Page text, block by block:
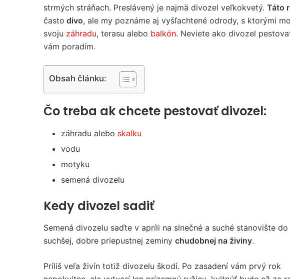
strmých stráňach. Preslávený je najmä divozel veľkokvetý. Táto
často divo, ale my poznáme aj vyšľachtené odrody, s ktorými
svoju záhradu, terasu alebo balkón. Neviete ako divozel
vám poradím.
Obsah článku:
Čo treba ak chcete pestovať divozel:
záhradu alebo skalku
vodu
motyku
semená divozelu
Kedy divozel sadiť
Semená divozelu saďte v apríli na slnečné a suché stanovište do
suchšej, dobre priepustnej zeminy chudobnej na živiny.
Príliš veľa živín totiž divozelu škodí. Po zasadení vám prvý rok